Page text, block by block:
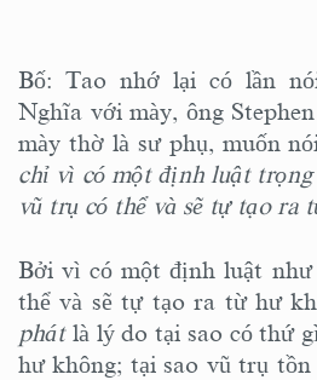
Bố: Tao nhớ lại có lần
Nghĩa với mày, ông
mày thờ là sư phụ, muốn
chỉ vì có một định luật
vũ trụ có thể và sẽ tự tạo ra
Bởi vì có một định luật
thể và sẽ tự tạo ra từ hư
phátlà lý do tại sao có thứ
hư không; tại sao vũ trụ